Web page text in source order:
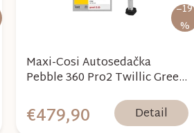
–19
%
Maxi-Cosi Autosedačka
Pebble 360 ​​Pro2 Twillic Green
€479,90 Detail